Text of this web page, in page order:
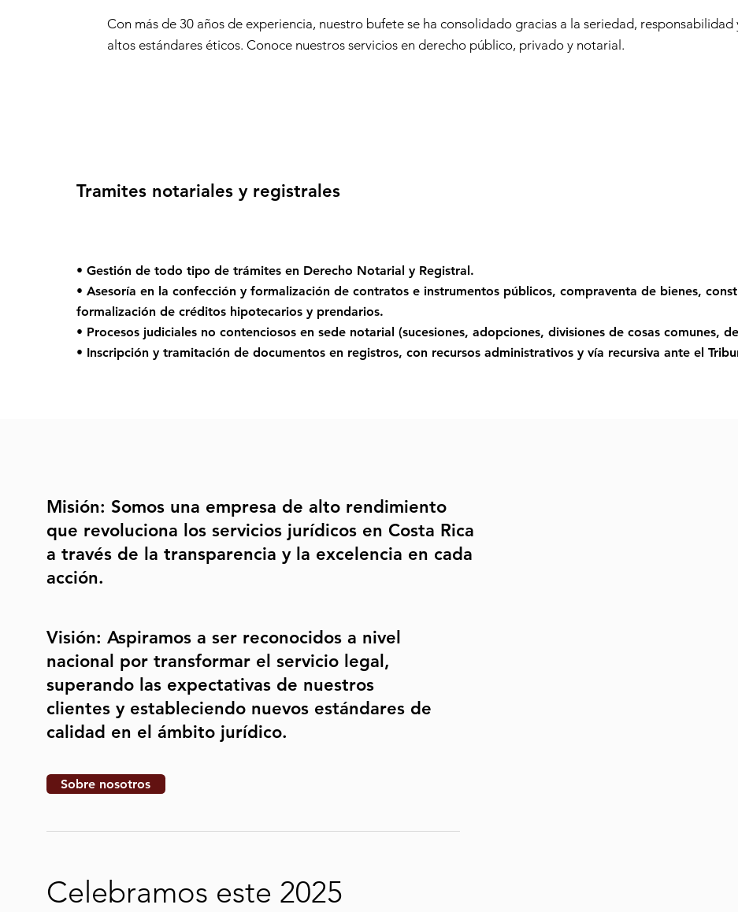
Tramites notariales y registrales
• Gestión de todo tipo de trámites en Derecho Notarial y Registral.
• Asesoría en la confección y formalización de contratos e instrumentos públicos, compraventa de bienes,
formalización de créditos hipotecarios y prendarios.
• Procesos judiciales no contenciosos en sede notarial (sucesiones, adopciones, divisiones de cosas comunes,
• Inscripción y tramitación de documentos en registros, con recursos administrativos y vía recursiva ante el
Misión: Somos una empresa de alto rendimiento
que revoluciona los servicios jurídicos en Costa Rica
a través de la transparencia y la excelencia en cada
acción.
Visión: Aspiramos a ser reconocidos a nivel
nacional por transformar el servicio legal,
superando las expectativas de nuestros
clientes y estableciendo nuevos estándares de
calidad en el ámbito jurídico.
Sobre nosotros
Celebramos este 2025
Con más de 30 años de experiencia, nuestro bufete se ha consolidado gracias a la seriedad, responsabilidad
altos estándares éticos. Conoce nuestros servicios en derecho público, privado y notarial.